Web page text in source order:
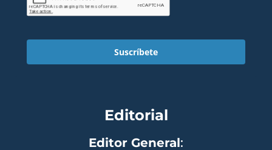
Suscríbete
Editorial
Editor General: